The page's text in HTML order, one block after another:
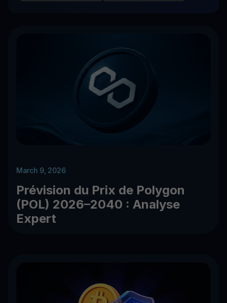
March 9, 2026
Prévision du Prix de Polygon
(POL) 2026–2040 : Analyse
Expert